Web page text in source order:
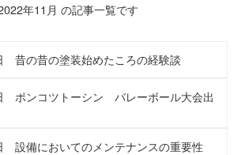
年11月 の記事一覧です
昔の昔の塗装始めたころの経験談
ポンコツトーシン バレーボール大会出
設備においてのメンテナンスの重要性